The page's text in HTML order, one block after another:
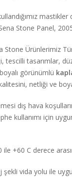
Stone Panel,
Stone Ürünlerimiz
tasarımlar,
görünümlü
netliği ve
dış hava
kullanımı için
+60 C derece
vida yolu ile